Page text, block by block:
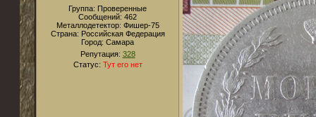
Группа: Проверенные
Сообщений: 462
Металлодетектор: Фишер-75
Страна: Российская Федерация
Город: Самара
Репутация: 328
Статус: Тут его нет